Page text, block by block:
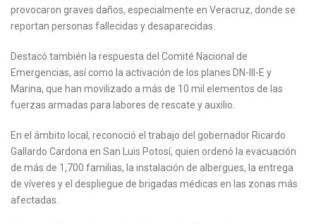
provocaron graves daños, especialmente en Veracruz, donde se
reportan personas fallecidas y desaparecidas.
Destacó también la respuesta del Comité Nacional de
Emergencias, así como la activación de los planes DN-III-E y
Marina, que han movilizado a más de 10 mil elementos de las
fuerzas armadas para labores de rescate y auxilio.
En el ámbito local, reconoció el trabajo del gobernador Ricardo
Gallardo Cardona en San Luis Potosí, quien ordenó la evacuación
de más de 1,700 familias, la instalación de albergues, la entrega
de víveres y el despliegue de brigadas médicas en las zonas más
afectadas.